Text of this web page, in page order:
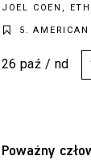
JOEL COEN,
5.
26 paź / nd
Poważny